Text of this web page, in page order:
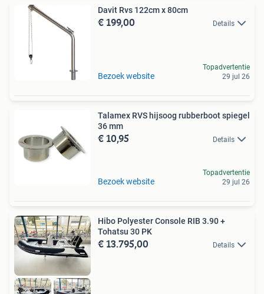
Davit Rvs 122cm x 80cm
€ 199,00 Details
Bezoek website
Topadvertentie
29 jul 26
Talamex RVS hijsoog rubberboot spiegel
36 mm
€ 10,95 Details
Bezoek website
Topadvertentie
29 jul 26
Hibo Polyester Console RIB 3.90 +
Tohatsu 30 PK
€ 13.795,00 Details